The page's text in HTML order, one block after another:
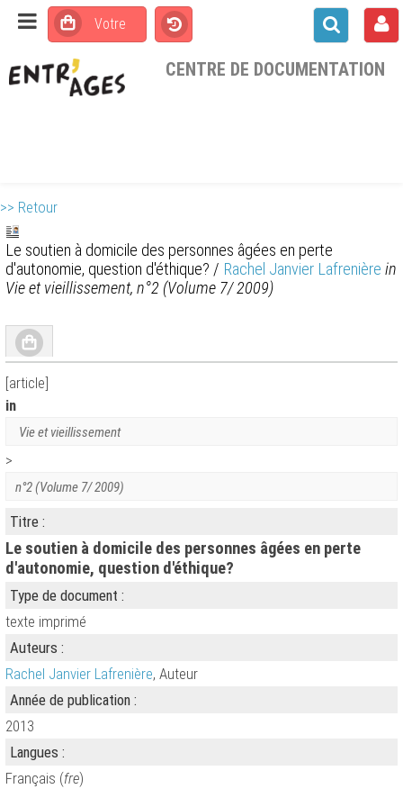
CENTRE DE DOCUMENTATION
>> Retour
Le soutien à domicile des personnes âgées en perte
d'autonomie, question d'éthique? / Rachel Janvier Lafrenière in
Vie et vieillissement, n°2 (Volume 7/ 2009)
[article]
in
Vie et vieillissement
>
n°2 (Volume 7/ 2009)
Titre :
Le soutien à domicile des personnes âgées en perte
d'autonomie, question d'éthique?
Type de document :
texte imprimé
Auteurs :
Rachel Janvier Lafrenière, Auteur
Année de publication :
2013
Langues :
Français (fre)